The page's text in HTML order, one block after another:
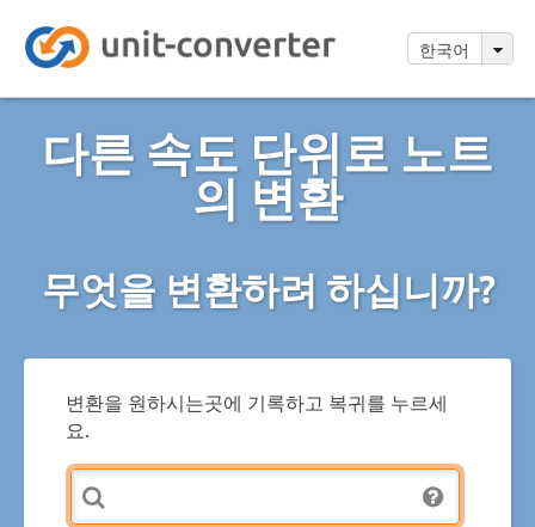
한국어
다른 속도 단위로 노트
의 변환
무엇을 변환하려 하십니까?
변환을 원하시는곳에 기록하고 복귀를 누르세
요.